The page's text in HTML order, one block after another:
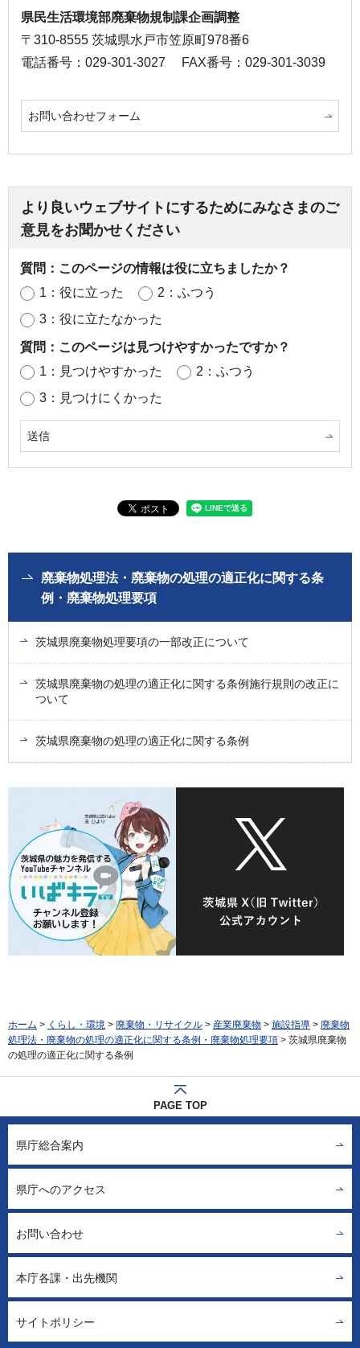
県民生活環境部廃棄物規制課企画調整
〒310-8555 茨城県水戸市笠原町978番6
電話番号：029-301-3027
FAX番号：029-301-3039
お問い合わせフォーム
より良いウェブサイトにするためにみなさまのご
意見をお聞かせください
質問：このページの情報は役に立ちましたか？
1：役に立った
2：ふつう
3：役に立たなかった
質問：このページは見つけやすかったですか？
1：見つけやすかった
2：ふつう
3：見つけにくかった
廃棄物処理法・廃棄物の処理の適正化に関する条
例・廃棄物処理要項
茨城県廃棄物処理要項の一部改正について
茨城県廃棄物の処理の適正化に関する条例施行規則の改正に
ついて
茨城県廃棄物の処理の適正化に関する条例
ホーム > くらし・環境 > 廃棄物・リサイクル > 産業廃棄物 > 施設指導 > 廃棄物
処理法・廃棄物の処理の適正化に関する条例・廃棄物処理要項 > 茨城県廃棄物
の処理の適正化に関する条例
PAGE TOP
県庁総合案内
県庁へのアクセス
お問い合わせ
本庁各課・出先機関
サイトポリシー